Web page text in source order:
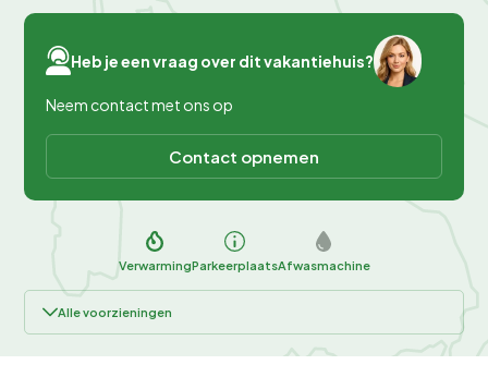
Heb je een vraag over dit vakantiehuis?
Neem contact met ons op
Contact opnemen
VerwarmingParkeerplaatsAfwasmachine
Alle voorzieningen